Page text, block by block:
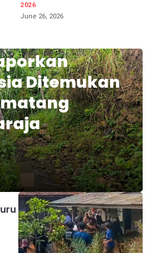
2026
June 26, 2026
Ditemukan